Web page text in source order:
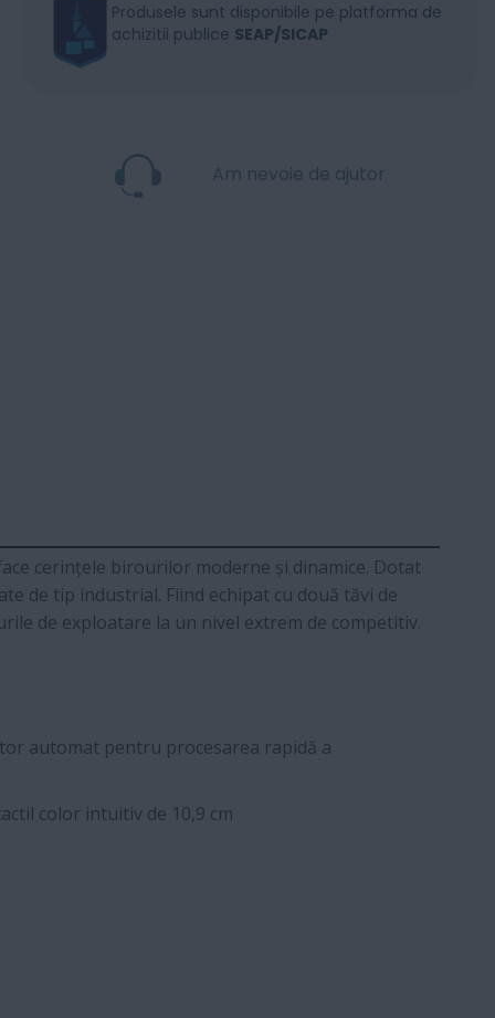
Produsele sunt disponibile pe platforma de
achizitii publice SEAP/SICAP
Am nevoie de ajutor
cerințele birourilor moderne și dinamice. Dotat
de tip industrial. Fiind echipat cu două tăvi de
de exploatare la un nivel extrem de competitiv.
automat pentru procesarea rapidă a
color intuitiv de 10,9 cm